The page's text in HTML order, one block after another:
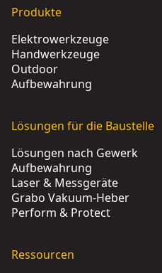
Produkte
Elektrowerkzeuge
Handwerkzeuge
Outdoor
Aufbewahrung
Lösungen für die Baustelle
Lösungen nach Gewerk
Aufbewahrung
Laser & Messgeräte
Grabo Vakuum-Heber
Perform & Protect
Ressourcen